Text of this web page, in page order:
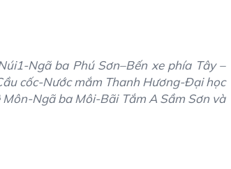
Ngã ba Phú Sơn–Bến xe phía Tây –
cốc-Nước mắm Thanh Hương-Đại học
Ngã ba Môi-Bãi Tắm A Sầm Sơn và